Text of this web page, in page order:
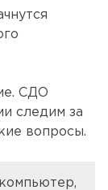
СДО
следим за
вопросы.